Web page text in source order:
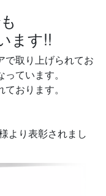
ます!!
で取り上げられてお
ています。
おります。
より表彰されまし